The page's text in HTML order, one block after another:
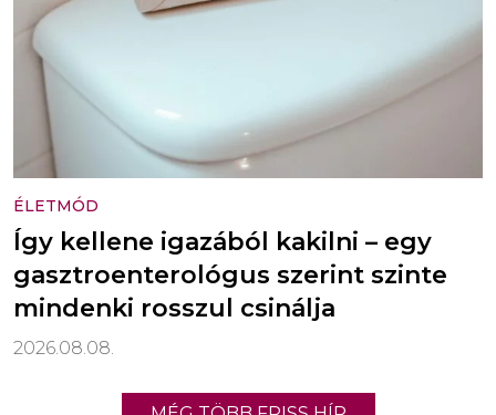
ÉLETMÓD
Így kellene igazából kakilni – egy
gasztroenterológus szerint szinte
mindenki rosszul csinálja
2026.08.08.